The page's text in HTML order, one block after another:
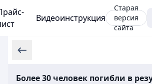
Видеоинструкция
Старая
версия
сайта
Более 30 человек погибли в